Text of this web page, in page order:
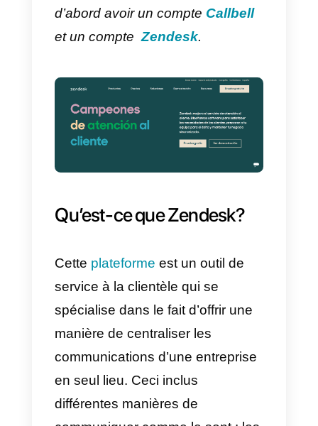
Aujourd’hui, nous allons vous
WhatsAppà
Zendesk,en utilisant l’API
d’abord avoir un compte